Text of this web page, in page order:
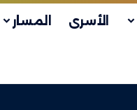
الأسرى المسار